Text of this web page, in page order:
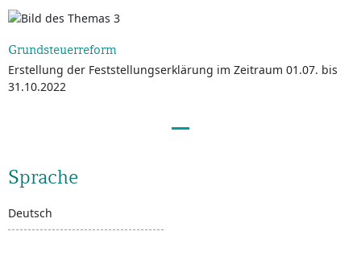
Grundsteuerreform
Erstellung der Feststellungserklärung im Zeitraum 01.07. bis
31.10.2022
Sprache
Deutsch